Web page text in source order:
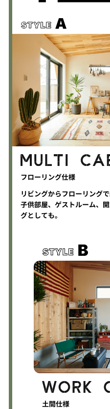
フローリング仕様
リビングからフローリング
子供部屋、ゲストルーム、
グとしても。
土間仕様